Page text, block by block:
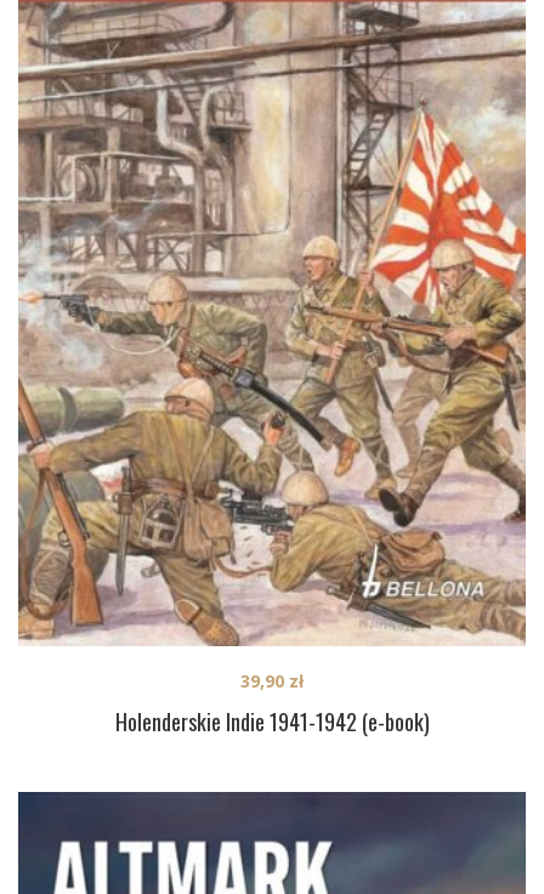
Holenderskie Indie 1941-1942 (e-book)
39,90 zł